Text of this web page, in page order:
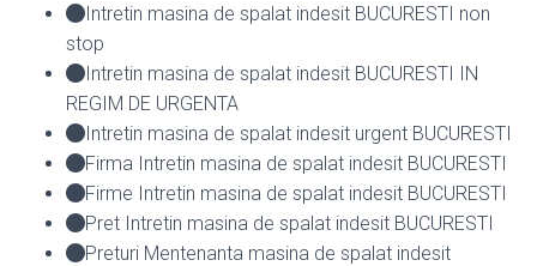
Intretin masina de spalat indesit BUCURESTI non
stop
Intretin masina de spalat indesit BUCURESTI IN
REGIM DE URGENTA
Intretin masina de spalat indesit urgent BUCURESTI
Firma Intretin masina de spalat indesit BUCURESTI
Firme Intretin masina de spalat indesit BUCURESTI
Pret Intretin masina de spalat indesit BUCURESTI
Preturi Mentenanta masina de spalat indesit